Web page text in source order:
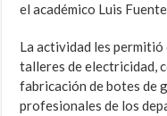
el académico Luis
La actividad les
talleres de electricidad,
fabricación de botes de
profesionales de los